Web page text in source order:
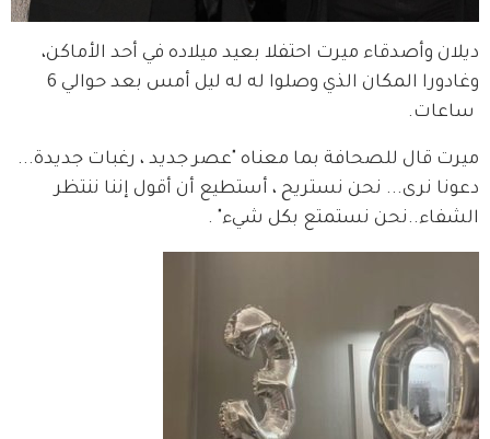
ديلان وأصدقاء ميرت احتفلا بعيد ميلاده في أحد الأماكن،
ساعات.
ميرت قال للصحافة بما معناه "عصر جديد ، رغبات جديدة...
دعونا نرى... نحن نستريح ، أستطيع أن أقول إننا ننتظر
الشفاء..نحن نستمتع بكل شيء" .